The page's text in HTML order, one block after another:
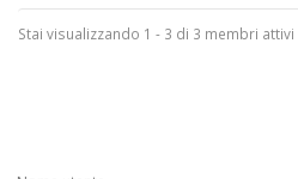
Stai visualizzando 1 - 3 di 3 membri attivi